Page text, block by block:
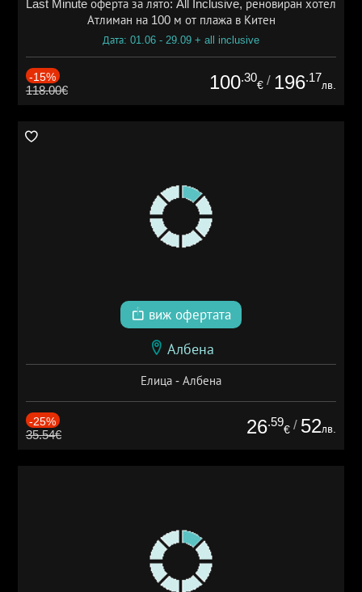
Last Minute оферта за лято: All Inclusive, реновиран хотел
Атлиман на 100 м от плажа в Китен
Дата: 01.06 - 29.09 + all inclusive
-15%
118.00€ 100.30
€ / 196.17
лв.
виж офертата
Албена
Елица - Албена
-25%
35.54€ 26.59
€ / 52лв.